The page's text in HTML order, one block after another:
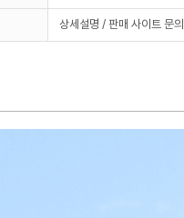
상세설명 / 판매 사이트 문의